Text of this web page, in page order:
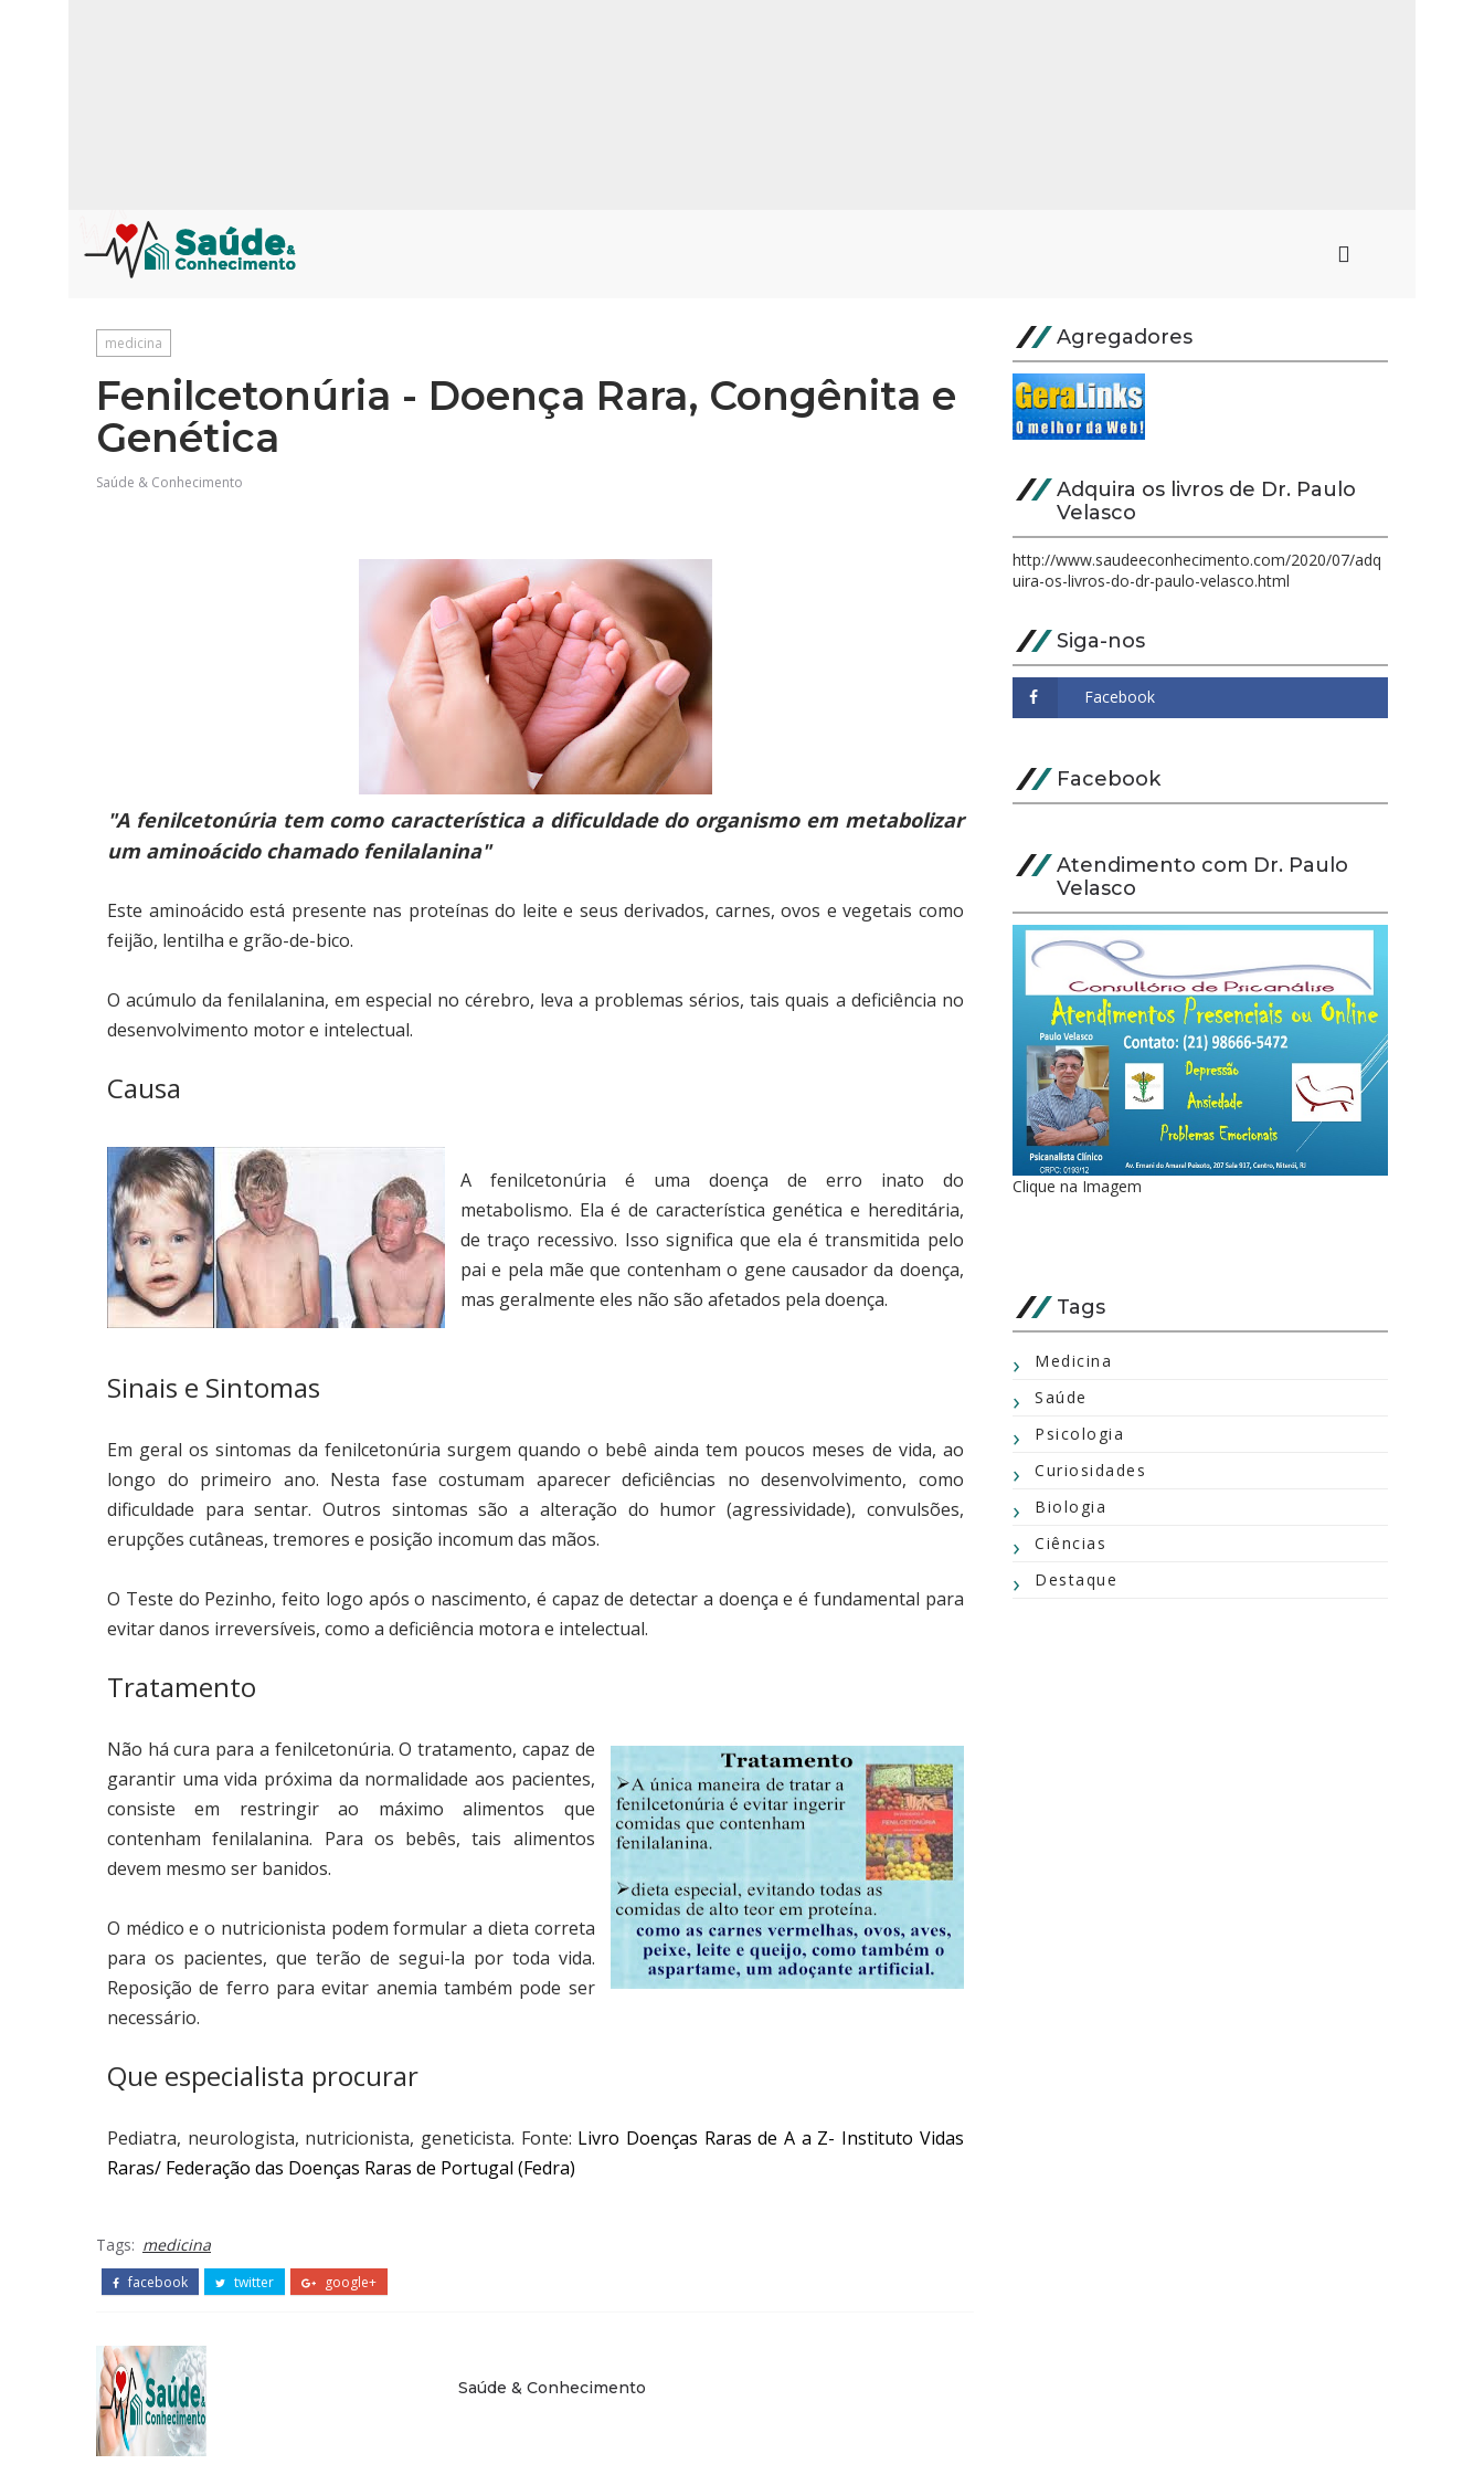
medicina
Fenilcetonúria - Doença Rara, Congênita e
Genética
Saúde & Conhecimento
"A fenilcetonúria tem como característica a dificuldade do organismo em metabolizar
um aminoácido chamado fenilalanina"
Este aminoácido está presente nas proteínas do leite e seus derivados, carnes, ovos e vegetais como
feijão, lentilha e grão-de-bico.
O acúmulo da fenilalanina, em especial no cérebro, leva a problemas sérios, tais quais a deficiência no
desenvolvimento motor e intelectual.
Causa
A fenilcetonúria é uma doença de erro inato do
metabolismo. Ela é de característica genética e hereditária,
de traço recessivo. Isso significa que ela é transmitida pelo
pai e pela mãe que contenham o gene causador da doença,
mas geralmente eles não são afetados pela doença.
Sinais e Sintomas
Em geral os sintomas da fenilcetonúria surgem quando o bebê ainda tem poucos meses de vida, ao
longo do primeiro ano. Nesta fase costumam aparecer deficiências no desenvolvimento, como
dificuldade para sentar. Outros sintomas são a alteração do humor (agressividade), convulsões,
erupções cutâneas, tremores e posição incomum das mãos.
O Teste do Pezinho, feito logo após o nascimento, é capaz de detectar a doença e é fundamental para
evitar danos irreversíveis, como a deficiência motora e intelectual.
Tratamento
Não há cura para a fenilcetonúria. O tratamento, capaz de
garantir uma vida próxima da normalidade aos pacientes,
consiste em restringir ao máximo alimentos que
contenham fenilalanina. Para os bebês, tais alimentos
devem mesmo ser banidos.
O médico e o nutricionista podem formular a dieta correta
para os pacientes, que terão de segui-la por toda vida.
Reposição de ferro para evitar anemia também pode ser
necessário.
Que especialista procurar
Pediatra, neurologista, nutricionista, geneticista. Fonte: Livro Doenças Raras de A a Z- Instituto Vidas
Raras/ Federação das Doenças Raras de Portugal (Fedra)
Tags: medicina
facebook twitter google+
Saúde & Conhecimento
Agregadores
Adquira os livros de Dr. Paulo
Velasco
http://www.saudeeconhecimento.com/2020/07/adq
uira-os-livros-do-dr-paulo-velasco.html
Siga-nos
Facebook
Atendimento com Dr. Paulo
Velasco
Clique na Imagem
Tags
Medicina
Saúde
Psicologia
Curiosidades
Biologia
Ciências
Destaque